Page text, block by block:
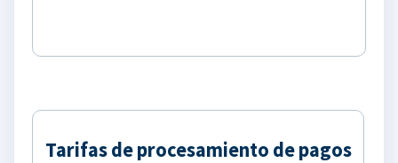
Tarifas de procesamiento de pagos